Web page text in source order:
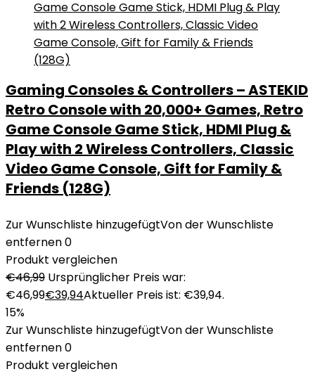
Gaming Consoles & Controllers – ASTEKID
Retro Console with 20,000+ Games, Retro
Game Console Game Stick, HDMI Plug &
Play with 2 Wireless Controllers, Classic
Video Game Console, Gift for Family &
Friends (128G)
Zur Wunschliste hinzugefügtVon der Wunschliste
entfernen0
Produkt vergleichen
€46,99 Ursprünglicher Preis war:
€46,99€39,94Aktueller Preis ist: €39,94.
15%
Zur Wunschliste hinzugefügtVon der Wunschliste
entfernen0
Produkt vergleichen